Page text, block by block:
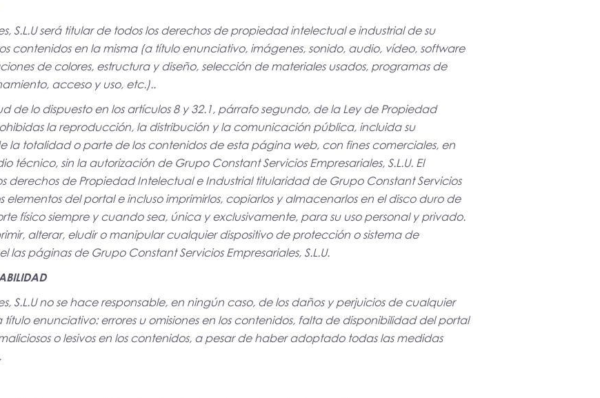
S.L.U será titular de todos los derechos de propiedad intelectual e industrial de su
contenidos en la misma (a título enunciativo, imágenes, sonido, audio, vídeo, software
de colores, estructura y diseño, selección de materiales usados, programas de
acceso y uso, etc.)..
de lo dispuesto en los artículos 8 y 32.1, párrafo segundo, de la Ley de Propiedad
la reproducción, la distribución y la comunicación pública, incluida su
la totalidad o parte de los contenidos de esta página web, con fines comerciales, en
técnico, sin la autorización de Grupo Constant Servicios Empresariales, S.L.U. El
derechos de Propiedad Intelectual e Industrial titularidad de Grupo Constant Servicios
elementos del portal e incluso imprimirlos, copiarlos y almacenarlos en el disco duro de
físico siempre y cuando sea, única y exclusivamente, para su uso personal y privado.
alterar, eludir o manipular cualquier dispositivo de protección o sistema de
páginas de Grupo Constant Servicios Empresariales, S.L.U.
S.L.U no se hace responsable, en ningún caso, de los daños y perjuicios de cualquier
enunciativo: errores u omisiones en los contenidos, falta de disponibilidad del portal
o lesivos en los contenidos, a pesar de haber adoptado todas las medidas